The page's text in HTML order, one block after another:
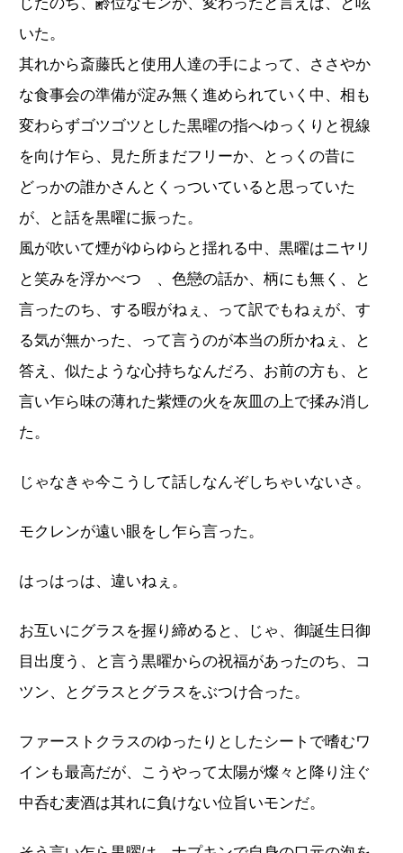
いた。
其れから斎藤氏と使用人達の手によって、ささやか
な食事会の準備が淀み無く進められていく中、相も
変わらずゴツゴツとした黒曜の指へゆっくりと視線
を向け乍ら、見た所まだフリーか、とっくの昔に
どっかの誰かさんとくっついていると思っていた
が、と話を黒曜に振った。
風が吹いて煙がゆらゆらと揺れる中、黒曜はニヤリ
と笑みを浮かべつゝ、色戀の話か、柄にも無く、と
言ったのち、する暇がねぇ、って訳でもねぇが、す
る気が無かった、って言うのが本当の所かねぇ、と
答え、似たような心持ちなんだろ、お前の方も、と
言い乍ら味の薄れた紫煙の火を灰皿の上で揉み消し
た。
じゃなきゃ今こうして話しなんぞしちゃいないさ。
モクレンが遠い眼をし乍ら言った。
はっはっは、違いねぇ。
お互いにグラスを握り締めると、じゃ、御誕生日御
目出度う、と言う黒曜からの祝福があったのち、コ
ツン、とグラスとグラスをぶつけ合った。
ファーストクラスのゆったりとしたシートで嗜むワ
インも最高だが、こうやって太陽が燦々と降り注ぐ
中呑む麦酒は其れに負けない位旨いモンだ。